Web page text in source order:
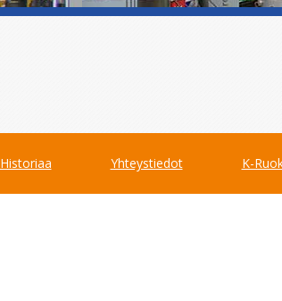
Historiaa Yhteystiedot K-